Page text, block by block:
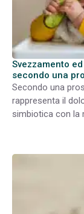
Svezzamento
secondo una
Secondo una
rappresenta il
simbiotica con la